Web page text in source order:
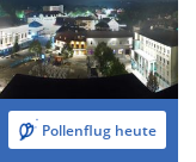
Pollenflug heute